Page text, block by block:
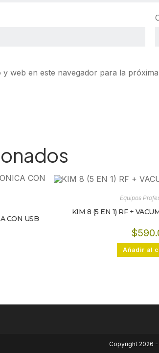
web en este navegador para la
CON USB
Equipos
KIM 8 (5 EN 1) RF +
$
Añadir al
Copyright 2026 -